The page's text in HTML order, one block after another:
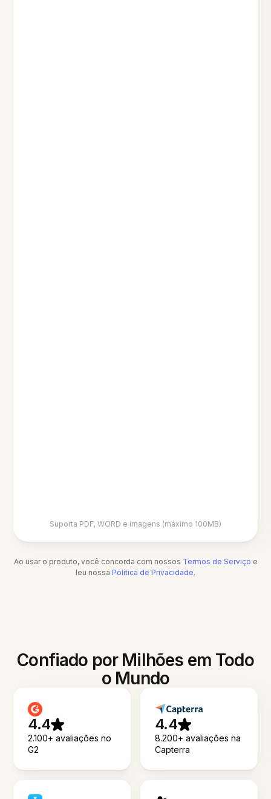
Suporta PDF, WORD e imagens (máximo 100MB)
Ao usar o produto, você concorda com nossos Termos de Serviço e
leu nossa Política de Privacidade.
Confiado por Milhões em Todo
o Mundo
4.4
2.100+ avaliações no
G2
4.4
8.200+ avaliações na
Capterra